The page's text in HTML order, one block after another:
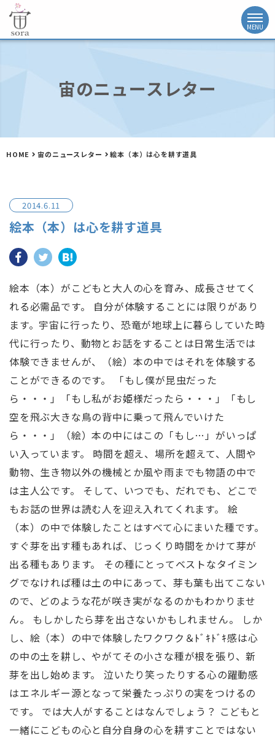
宙のニュースレター
HOME 宙のニュースレター 絵本（本）は心を耕す道具
2014.6.11
絵本（本）は心を耕す道具
絵本（本）がこどもと大人の心を育み、成長させてく
れる必需品です。 自分が体験することには限りがあり
ます。宇宙に行ったり、恐竜が地球上に暮らしていた時
代に行ったり、動物とお話をすることは日常生活では
体験できませんが、（絵）本の中ではそれを体験する
ことができるのです。 「もし僕が昆虫だった
ら・・・」「もし私がお姫様だったら・・・」「もし
空を飛ぶ大きな鳥の背中に乗って飛んでいけた
ら・・・」（絵）本の中にはこの「もし…」がいっぱ
い入っています。 時間を超え、場所を超えて、人間や
動物、生き物以外の機械とか風や雨までも物語の中で
は主人公です。 そして、いつでも、だれでも、どこで
もお話の世界は読む人を迎え入れてくれます。 絵
（本）の中で体験したことはすべて心にまいた種です。
すぐ芽を出す種もあれば、じっくり時間をかけて芽が
出る種もあります。 その種にとってベストなタイミン
グでなければ種は土の中にあって、芽も葉も出てこない
ので、どのような花が咲き実がなるのかもわかりませ
ん。 もしかしたら芽を出さないかもしれません。 しか
し、絵（本）の中で体験したワクワク＆ﾄﾞｷﾄﾞｷ感は心
の中の土を耕し、やがてその小さな種が根を張り、新
芽を出し始めます。 泣いたり笑ったりする心の躍動感
はエネルギー源となって栄養たっぷりの実をつけるの
です。 では大人がすることはなんでしょう？ こどもと
一緒にこどもの心と自分自身の心を耕すことではない